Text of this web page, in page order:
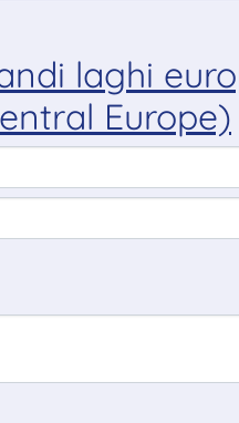
laghi
Europe)